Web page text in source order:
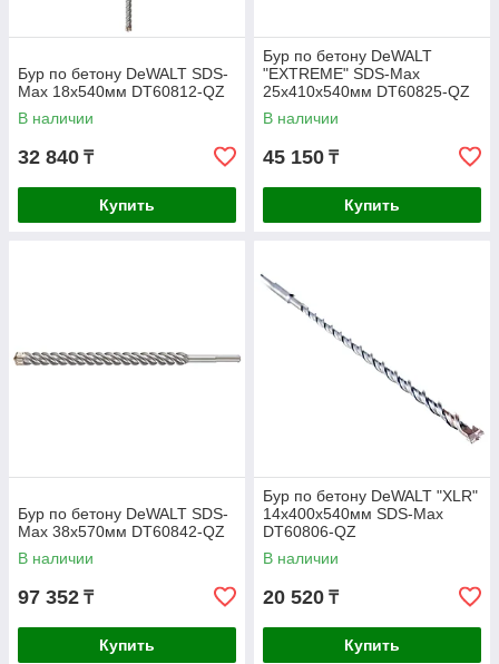
Бур по бетону DeWALT SDS-
Max 18x540мм DT60812-QZ
В наличии
32 840 ₸
Купить
Бур по бетону DeWALT
"EXTREME" SDS-Max
25х410х540мм DT60825-QZ
В наличии
45 150 ₸
Купить
Бур по бетону DeWALT SDS-
Max 38x570мм DT60842-QZ
В наличии
97 352 ₸
Купить
Бур по бетону DeWALT "XLR"
14х400х540мм SDS-Max
DT60806-QZ
В наличии
20 520 ₸
Купить